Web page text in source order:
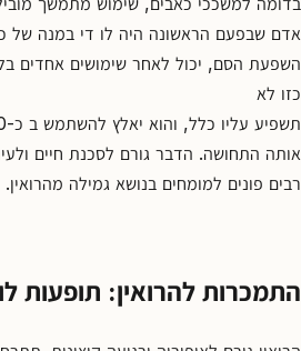
השפעת הסם, יכול לאחר שימושים אחדים
כזו לא
אותה התחושה. הדבר גורם לסכנת חיים
רבים פונים למומחים בנושא גמילה מהרואין.
התמכרות להרואין: תופעות